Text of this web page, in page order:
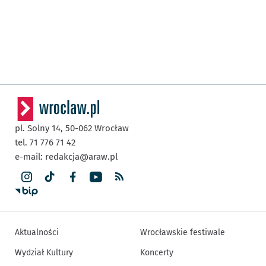
pl. Solny 14, 50-062 Wrocław
tel. 71 776 71 42
e-mail: redakcja@araw.pl
Aktualności
Wydział Kultury
Wrocławskie festiwale
Koncerty